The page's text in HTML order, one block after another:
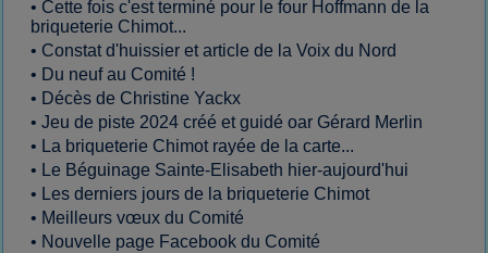
• Cette fois c'est terminé pour le four Hoffmann de la
briqueterie Chimot...
• Constat d'huissier et article de la Voix du Nord
• Du neuf au Comité !
• Décès de Christine Yackx
• Jeu de piste 2024 créé et guidé oar Gérard Merlin
• La briqueterie Chimot rayée de la carte...
• Le Béguinage Sainte-Elisabeth hier-aujourd'hui
• Les derniers jours de la briqueterie Chimot
• Meilleurs vœux du Comité
• Nouvelle page Facebook du Comité